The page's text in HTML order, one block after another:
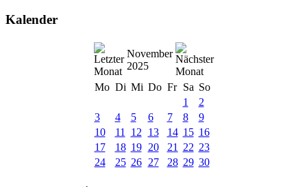
Kalender
November
2025
Mo Di Mi Do Fr Sa So
1
2
3
4 5 6 7 8
9
10
11 12 13 14 15 16
17
18 19 20 21 22 23
24
25 26 27 28 29 30